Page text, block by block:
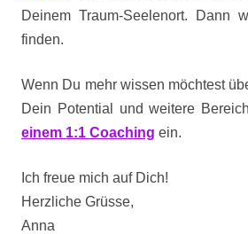
Deinem Traum-Seelenort. Dann
finden.
Wenn Du mehr wissen möchtest
Dein Potential und weitere
einem 1:1 Coaching ein.
Ich freue mich auf Dich!
Herzliche Grüsse,
Anna